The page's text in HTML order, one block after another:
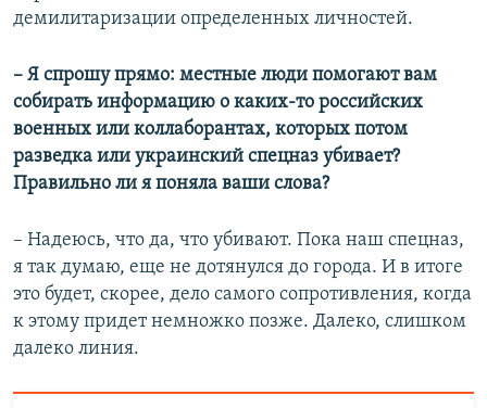
демилитаризации определенных личностей.
– Я спрошу прямо: местные люди помогают вам
собирать информацию о каких-то российских
военных или коллаборантах, которых потом
разведка или украинский спецназ убивает?
Правильно ли я поняла ваши слова?
– Надеюсь, что да, что убивают. Пока наш спецназ,
я так думаю, еще не дотянулся до города. И в итоге
это будет, скорее, дело самого сопротивления, когда
к этому придет немножко позже. Далеко, слишком
далеко линия.